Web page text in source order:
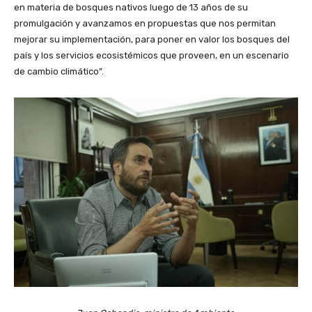
en materia de bosques nativos luego de 13 años de su
promulgación y avanzamos en propuestas que nos permitan
mejorar su implementación, para poner en valor los bosques del
país y los servicios ecosistémicos que proveen, en un escenario
de cambio climático”.